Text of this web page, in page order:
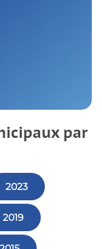
par
2023
2019